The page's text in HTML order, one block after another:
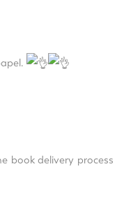
book delivery process